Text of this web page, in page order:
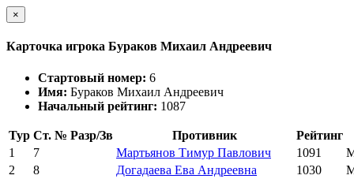
×
Карточка игрока Бураков Михаил Андреевич
Стартовый номер: 6
Имя: Бураков Михаил Андреевич
Начальный рейтинг: 1087
Тур Ст. № Разр/Зв Противник
Рейтинг
1
7 Мартьянов Тимур Павлович 1091
2
8 Догадаева Ева Андреевна 1030